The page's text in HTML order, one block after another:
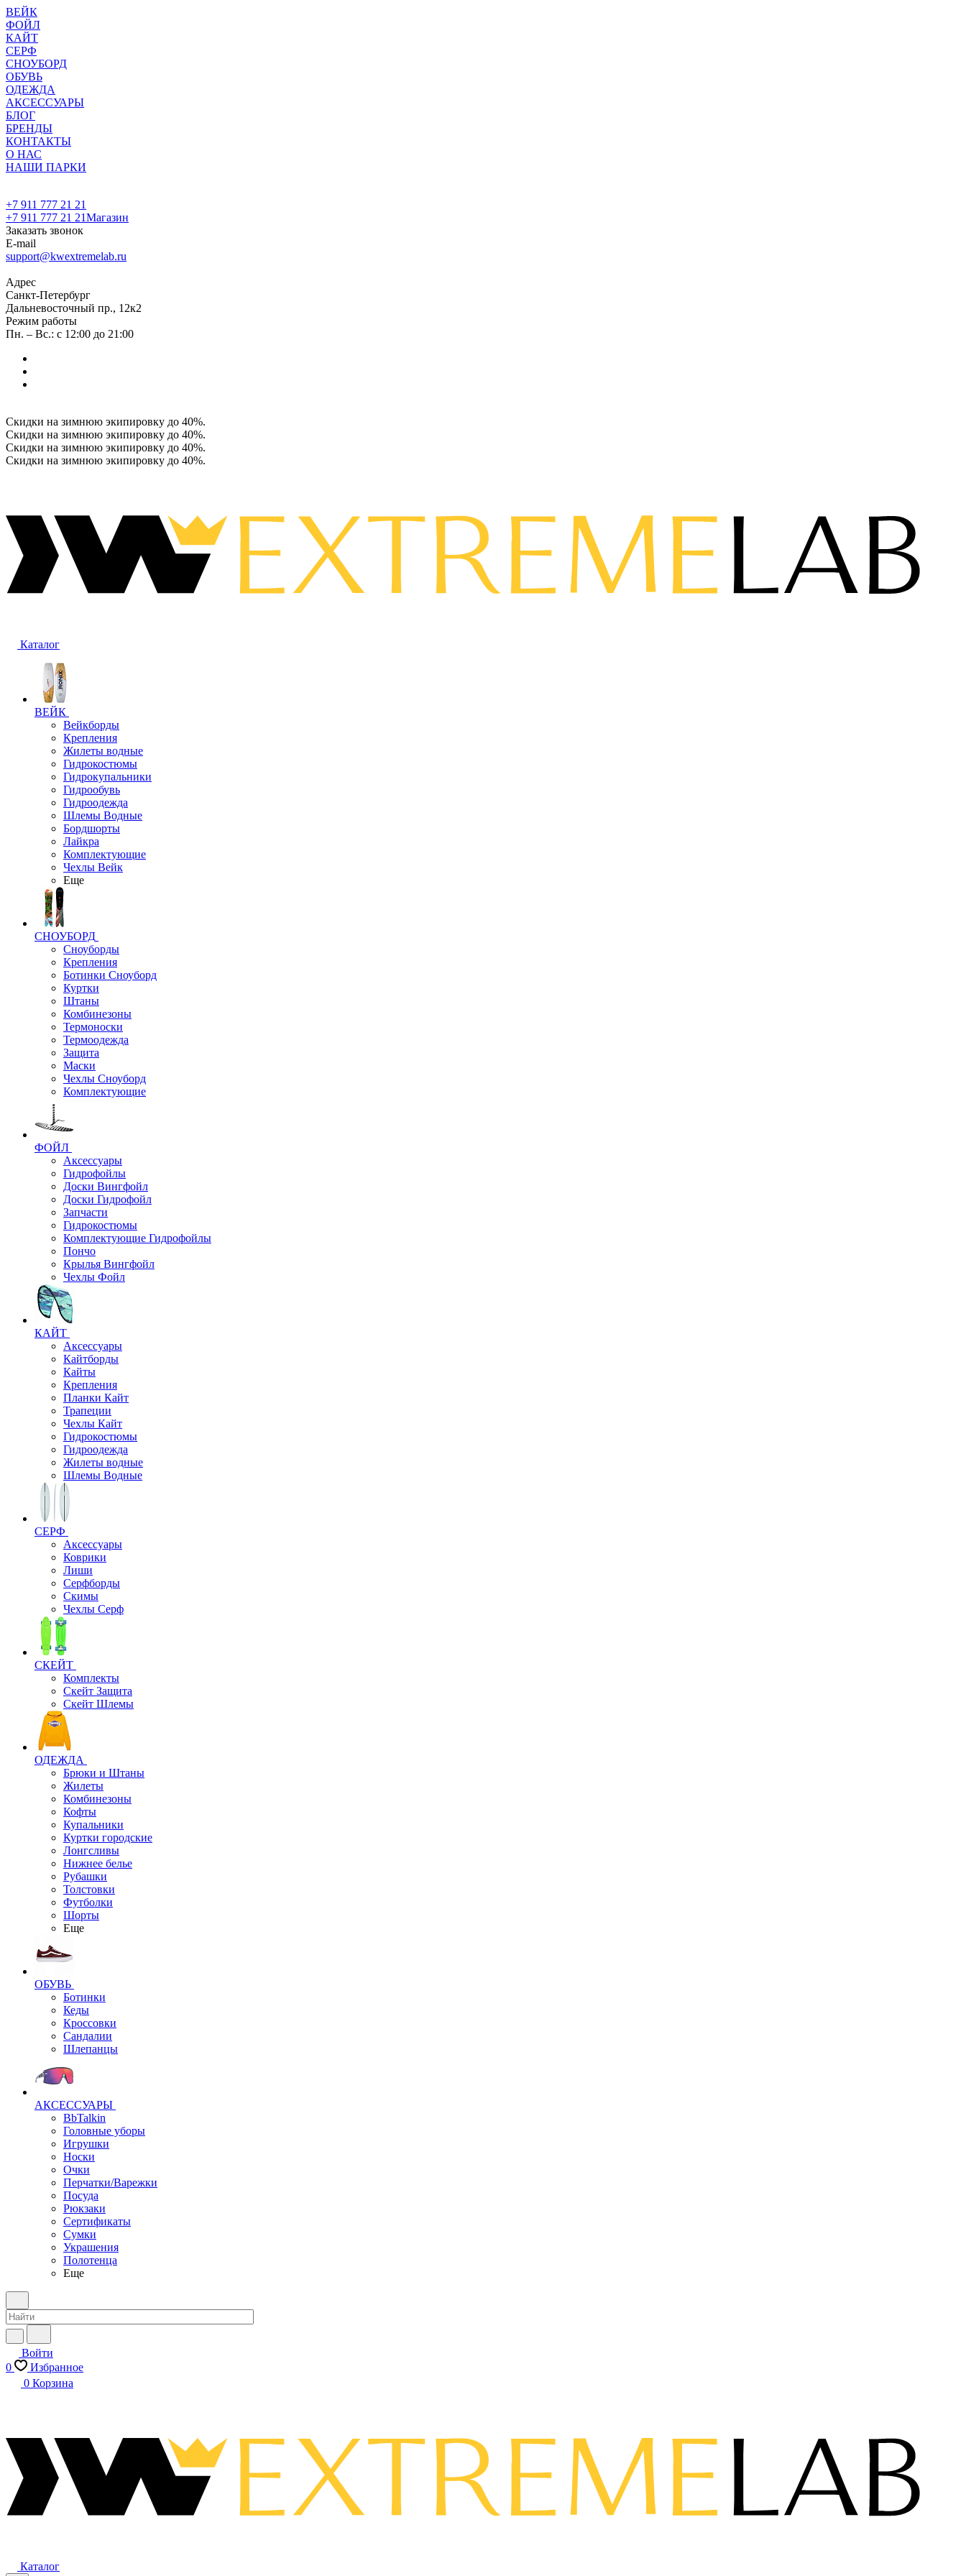
ВЕЙК
ФОЙЛ
КАЙТ
СЕРФ
СНОУБОРД
ОБУВЬ
ОДЕЖДА
АКСЕССУАРЫ
БЛОГ
БРЕНДЫ
КОНТАКТЫ
О НАС
НАШИ ПАРКИ
+7 911 777 21 21
+7 911 777 21 21Магазин
Заказать звонок
E-mail
support@kwextremelab.ru
Адрес
Санкт-Петербург
Дальневосточный пр., 12к2
Режим работы
Пн. – Вс.: с 12:00 до 21:00
Скидки на зимнюю экипировку до 40%.
Скидки на зимнюю экипировку до 40%.
Скидки на зимнюю экипировку до 40%.
Скидки на зимнюю экипировку до 40%.
Каталог
ВЕЙК
Вейкборды
Крепления
Жилеты водные
Гидрокостюмы
Гидрокупальники
Гидрообувь
Гидроодежда
Шлемы Водные
Бордшорты
Лайкра
Комплектующие
Чехлы Вейк
Еще
СНОУБОРД
Сноуборды
Крепления
Ботинки Сноуборд
Куртки
Штаны
Комбинезоны
Термоноски
Термоодежда
Защита
Маски
Чехлы Сноуборд
Комплектующие
ФОЙЛ
Аксессуары
Гидрофойлы
Доски Вингфойл
Доски Гидрофойл
Запчасти
Гидрокостюмы
Комплектующие Гидрофойлы
Пончо
Крылья Вингфойл
Чехлы Фойл
КАЙТ
Аксессуары
Кайтборды
Кайты
Крепления
Планки Кайт
Трапеции
Чехлы Кайт
Гидрокостюмы
Гидроодежда
Жилеты водные
Шлемы Водные
СЕРФ
Аксессуары
Коврики
Лиши
Серфборды
Скимы
Чехлы Cерф
СКЕЙТ
Комплекты
Скейт Защита
Скейт Шлемы
ОДЕЖДА
Брюки и Штаны
Жилеты
Комбинезоны
Кофты
Купальники
Куртки городские
Лонгсливы
Нижнее белье
Рубашки
Толстовки
Футболки
Шорты
Еще
ОБУВЬ
Ботинки
Кеды
Кроссовки
Сандалии
Шлепанцы
АКСЕССУАРЫ
BbTalkin
Головные уборы
Игрушки
Носки
Очки
Перчатки/Варежки
Посуда
Рюкзаки
Сертификаты
Сумки
Украшения
Полотенца
Еще
Войти
0
Избранное
0 Корзина
Каталог